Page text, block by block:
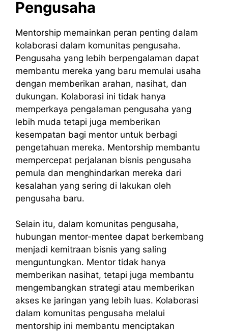
Pengusaha
Mentorship memainkan peran penting dalam
kolaborasi dalam komunitas pengusaha.
Pengusaha yang lebih berpengalaman dapat
membantu mereka yang baru memulai usaha
dengan memberikan arahan, nasihat, dan
dukungan. Kolaborasi ini tidak hanya
memperkaya pengalaman pengusaha yang
lebih muda tetapi juga memberikan
kesempatan bagi mentor untuk berbagi
pengetahuan mereka. Mentorship membantu
mempercepat perjalanan bisnis pengusaha
pemula dan menghindarkan mereka dari
kesalahan yang sering di lakukan oleh
pengusaha baru.
Selain itu, dalam komunitas pengusaha,
hubungan mentor-mentee dapat berkembang
menjadi kemitraan bisnis yang saling
menguntungkan. Mentor tidak hanya
memberikan nasihat, tetapi juga membantu
mengembangkan strategi atau memberikan
akses ke jaringan yang lebih luas. Kolaborasi
dalam komunitas pengusaha melalui
mentorship ini membantu menciptakan